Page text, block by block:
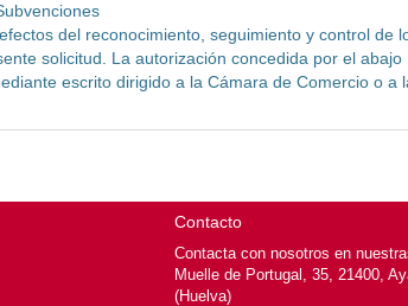
del reconocimiento, seguimiento y control de
solicitud. La autorización concedida por el abajo
escrito dirigido a la Cámara de Comercio o a
Contacto
Contacta con nosotros en
Muelle de Portugal, 35, 21400,
(Huelva)